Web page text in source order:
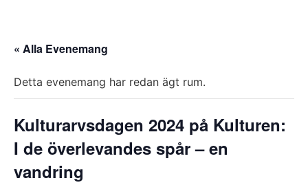
« Alla Evenemang
Detta evenemang har redan ägt rum.
Kulturarvsdagen 2024 på Kulturen:
I de överlevandes spår – en
vandring